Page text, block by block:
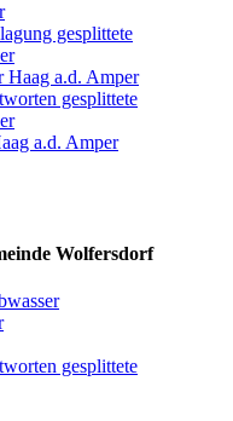
gesplittete
Haag a.d. Amper
gesplittete
a.d. Amper
Wolfersdorf
gesplittete